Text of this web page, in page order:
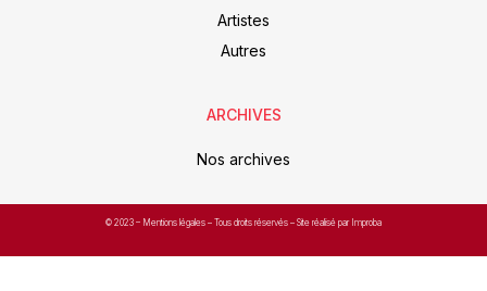
Artistes
Autres
ARCHIVES
Nos archives
© 2023 – Mentions légales – Tous droits réservés – Site réalisé par Improba